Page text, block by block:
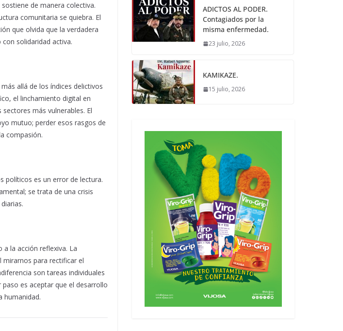
de manera colectiva.
comunitaria se quiebra. El
que olvida que la verdadera
solidaridad activa.
allá de los índices delictivos
el linchamiento digital en
más vulnerables. El
mutuo; perder esos rasgos de
compasión.
políticos es un error de lectura.
se trata de una crisis
la acción reflexiva. La
para rectificar el
son tareas individuales
es aceptar que el desarrollo
humanidad.
ADICTOS AL PODER.
Contagiados por la
misma enfermedad.
23 julio, 2026
KAMIKAZE.
15 julio, 2026